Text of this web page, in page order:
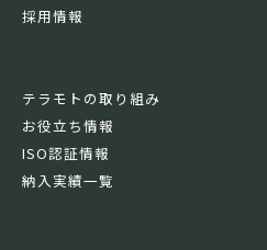
採用情報
テラモトの取り組み
お役立ち情報
ISO認証情報
納入実績一覧